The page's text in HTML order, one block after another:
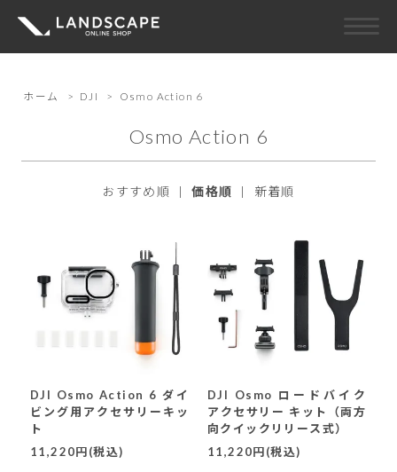
ホーム > DJI > Osmo Action 6
Osmo Action 6
おすすめ順 |価格順 | 新着順
DJI Osmo Action 6 ダイ
ビング用アクセサリーキッ
ト
11,220円(税込)
DJI Osmo ロードバイク
アクセサリー キット（両方
向クイックリリース式）
11,220円(税込)